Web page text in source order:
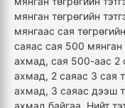
мянган төгрөгийн
мянгаас сая
саяас сая 500 мянган
ахмад, сая 500-аас 2
ахмад, 2 саяас 3 сая
ахмад, 3 саяас дээш
ахмад байгаа. Нийт